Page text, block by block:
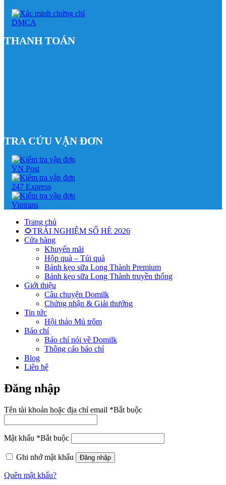
THANH TOÁN
TRA CỨU VẬN ĐƠN
Trang chủ
🌻TRẢI NGHIỆM SỐ HÈ 2026
Cửa hàng
Khuyến mãi
Hộp quà – Túi quà
Bánh kẹo sữa Long Thành Premium
Bánh kẹo sữa Long Thành truyền thống
Giới thiệu
Câu chuyện Domilk
Chứng nhận & Giải thưởng
Tin tức
Hội thảo Mủ trôm
Báo chí
Báo chí nói về Domilk
Thông cáo báo chí
Blog
Liên hệ
Đăng nhập
Tên tài khoản hoặc địa chỉ email *Bắt buộc
Mật khẩu *Bắt buộc
Ghi nhớ mật khẩu Đăng nhập
Quên mật khẩu?